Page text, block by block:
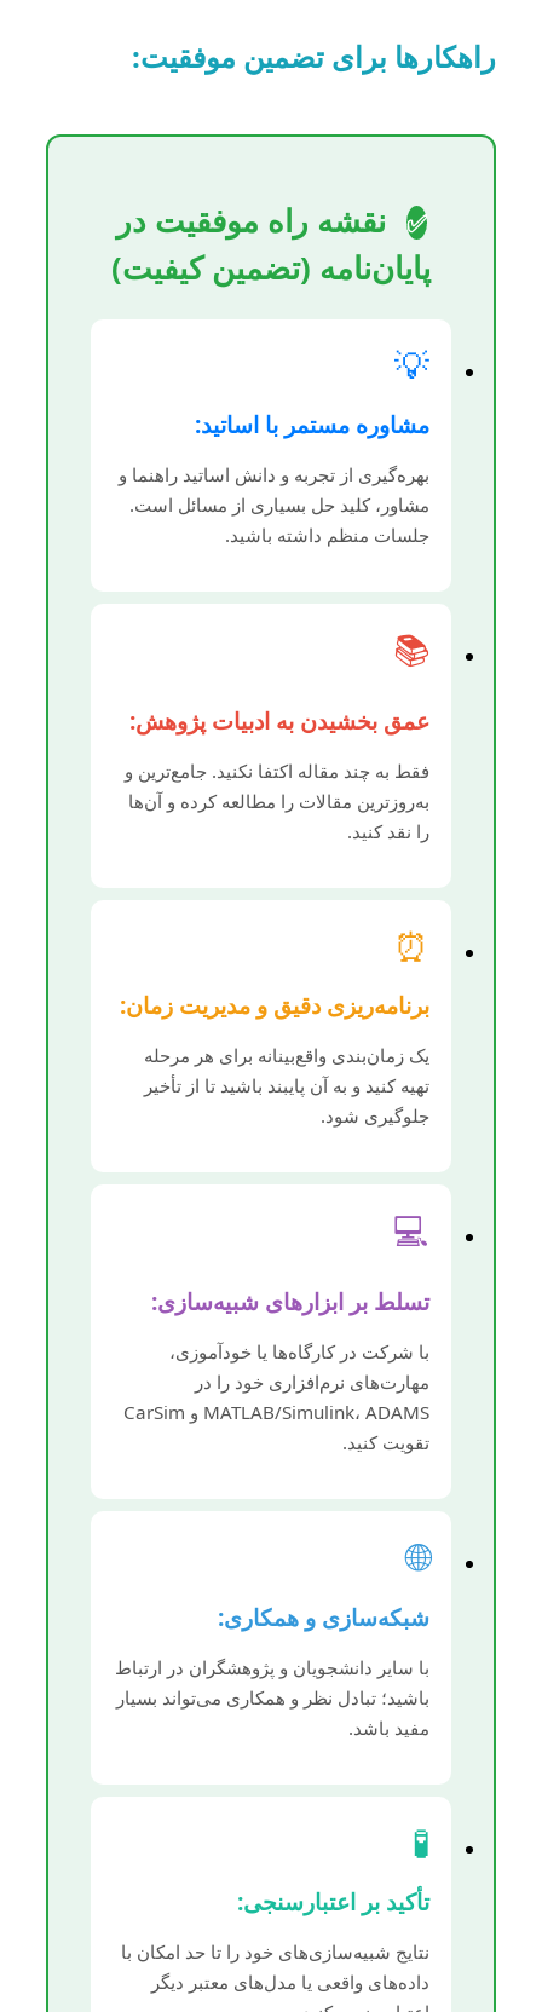
راهکارها برای تضمین موفقیت:
✅
نقشه راه موفقیت در
پایان‌نامه (تضمین کیفیت)
💡
مشاوره مستمر با اساتید:
بهره‌گیری از تجربه و دانش اساتید راهنما و
مشاور، کلید حل بسیاری از مسائل است.
جلسات منظم داشته باشید.
📚
عمق بخشیدن به ادبیات پژوهش:
فقط به چند مقاله اکتفا نکنید. جامع‌ترین و
به‌روزترین مقالات را مطالعه کرده و آن‌ها
را نقد کنید.
⏰
برنامه‌ریزی دقیق و مدیریت زمان:
یک زمان‌بندی واقع‌بینانه برای هر مرحله
تهیه کنید و به آن پایبند باشید تا از تأخیر
جلوگیری شود.
💻
تسلط بر ابزارهای شبیه‌سازی:
با شرکت در کارگاه‌ها یا خودآموزی،
مهارت‌های نرم‌افزاری خود را در
MATLAB/Simulink، ADAMS و CarSim
تقویت کنید.
🌐
شبکه‌سازی و همکاری:
با سایر دانشجویان و پژوهشگران در ارتباط
باشید؛ تبادل نظر و همکاری می‌تواند بسیار
مفید باشد.
🧪
تأکید بر اعتبارسنجی:
نتایج شبیه‌سازی‌های خود را تا حد امکان با
داده‌های واقعی یا مدل‌های معتبر دیگر